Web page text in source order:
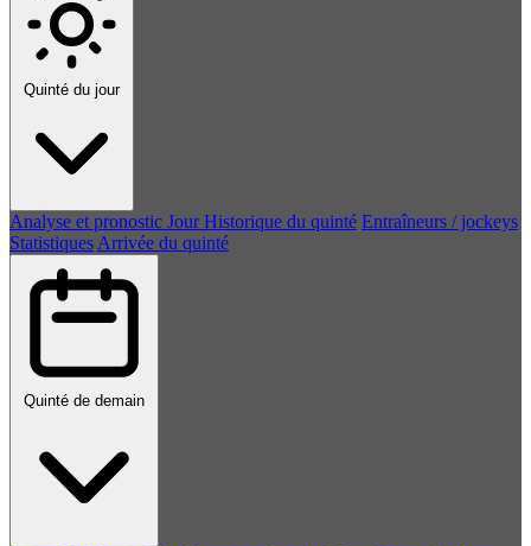
Quinté du jour
Analyse et pronostic Jour Historique du quinté Entraîneurs / jockeys
Statistiques Arrivée du quinté
Quinté de demain